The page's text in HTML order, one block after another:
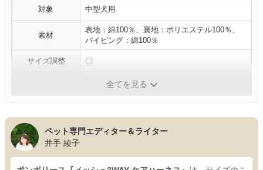
対象 中型犬用
素材
表地：綿100％、裏地：ポリエステル100％、
パイピング：綿100％
サイズ調整 〇
全てを見る
ペット専門エディター＆ライター
井手 綾子